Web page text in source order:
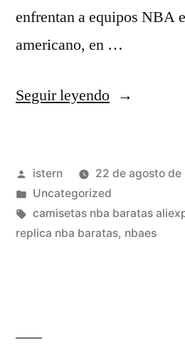
enfrentan a equipos NBA
americano, en …
Seguir leyendo«Camisetas
Niños»
Publicado
por
istern
22 de agosto de
Publicado
en
Uncategorized
Etiquetas:
camisetas nba baratas
replica nba baratas, nbaes